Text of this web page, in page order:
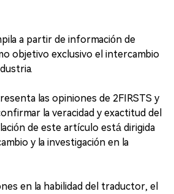
a partir de información de
objetivo exclusivo el intercambio
las opiniones de 2FIRSTS y
la veracidad y exactitud del
de este artículo está dirigida
y la investigación en la
en la habilidad del traductor, el